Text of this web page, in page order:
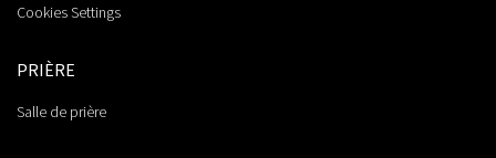
Cookies Settings
PRIÈRE
Salle de prière